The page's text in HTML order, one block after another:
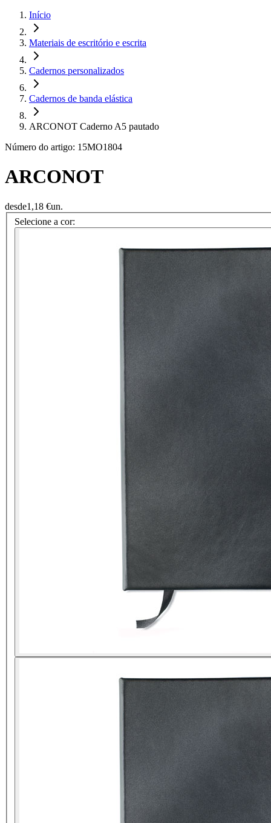
Início
Materiais de escritório e escrita
Cadernos personalizados
Cadernos de banda elástica
ARCONOT Caderno A5 pautado
Número do artigo: 15MO1804
ARCONOT
desde1,18 €un.
Selecione a cor: